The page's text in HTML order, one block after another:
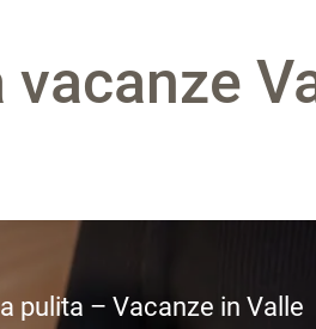
pulita – Vacanze in Valle